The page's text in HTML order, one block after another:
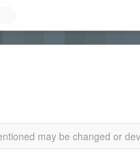
may be changed or